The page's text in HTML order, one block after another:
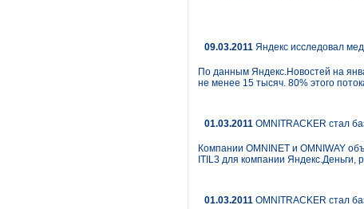
09.03.2011 Яндекс исследовал
По данным Яндекс.Новостей на
не менее 15 тысяч. 80% этого
01.03.2011 OMNITRACKER стал
Компании OMNINET и OMNIWAY
ITIL3 для компании Яндекс.Деньги,
01.03.2011 OMNITRACKER стал